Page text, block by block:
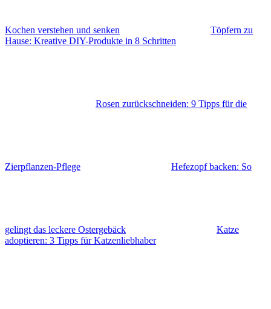
Kochen verstehen und senken
Töpfern zu
Hause: Kreative DIY-Produkte in 8 Schritten
Rosen zurückschneiden: 9 Tipps für die
Zierpflanzen-Pflege Hefezopf backen: So
gelingt das leckere Ostergebäck
Katze
adoptieren: 3 Tipps für Katzenliebhaber